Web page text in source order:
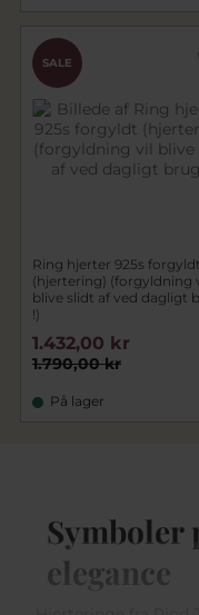
SALE
Ring hjerter 925s forgyldt
(hjertering) (forgyldning
blive slidt af ved dagligt
!)
1.790,00 kr
1.432,00 kr
På lager
Symboler
elegance